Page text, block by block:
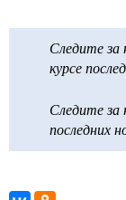
Следите за
курсе
Следите за
последних